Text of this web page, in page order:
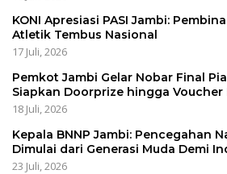
KONI Apresiasi PASI Jambi:
Atletik Tembus Nasional
17 Juli, 2026
Pemkot Jambi Gelar Nobar Final
Siapkan Doorprize hingga Voucher
18 Juli, 2026
Kepala BNNP Jambi: Pencegahan
Dimulai dari Generasi Muda Demi
23 Juli, 2026